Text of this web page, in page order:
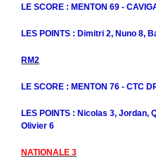
LE SCORE : MENTON 69 -
LES POINTS : Dimitri 2, Nuno 8,
RM2
LE SCORE : MENTON 76 - CTC
LES POINTS : Nicolas 3, Jordan,
Olivier 6
NATIONALE 3